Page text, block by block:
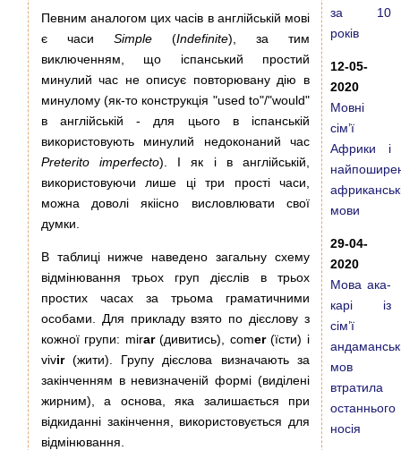
Певним аналогом цих часів в англійській мові
є часи Simple(Indefinite), за тим
виключенням, що іспанський простий
минулий час не описує повторювану дію в
минулому (як-то конструкція "used to"/"would"
в англійській - для цього в іспанській
використовують минулий недоконаний час
Preterito imperfecto). І як і в англійській,
використовуючи лише ці три прості часи,
можна доволі якіісно висловлювати свої
думки.
В таблиці нижче наведено загальну схему
відмінювання трьох груп дієслів в трьох
простих часах за трьома граматичними
особами. Для прикладу взято по дієслову з
кожної групи: mirar(дивитись), comer(їсти) i
vivir(жити). Групу дієслова визначають за
закінченням в невизначеній формі (виділені
жирним), а основа, яка залишається при
відкиданні закінчення, використовується для
відмінювання.
за 10
років
12-05-
2020
Мовні
сім’ї
Африки і
мови
29-04-
2020
Мова ака-
карі із
сім’ї
мов
втратила
останнього
носія